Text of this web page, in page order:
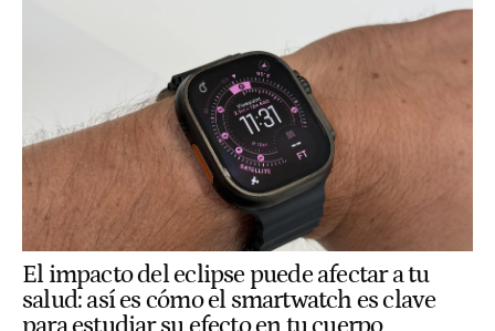
El impacto del eclipse puede afectar a tu
salud: así es cómo el smartwatch es clave